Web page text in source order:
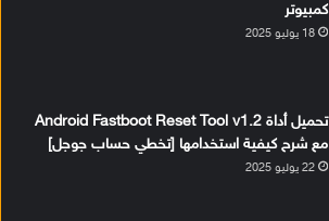
كمبيوتر
18 يوليو 2025
تحميل أداة Android Fastboot Reset Tool v1.2
مع شرح كيفية استخدامها [تخطي حساب جوجل]
22 يوليو 2025